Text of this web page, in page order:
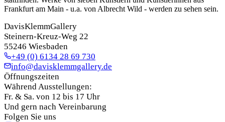
Frankfurt am Main - u.a. von Albrecht Wild - werden zu sehen sein.
DavisKlemmGallery
Steinern-Kreuz-Weg 22
55246 Wiesbaden
+49 (0) 6134 28 69 730
info@davisklemmgallery.de
Öffnungszeiten
Während Ausstellungen:
Fr. & Sa. von 12 bis 17 Uhr
Und gern nach Vereinbarung
Folgen Sie uns